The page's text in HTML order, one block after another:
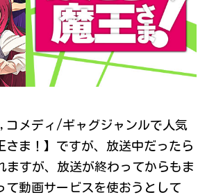
コメディ/ギャグジャンルで人気
さま！】ですが、放送中だったら
ますが、放送が終わってからもま
て動画サービスを使おうとして